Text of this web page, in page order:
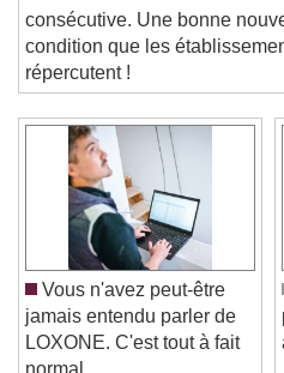
baissé ses taux le 17 avril
consécutive. Une bonne
condition que les
répercutent !
Vous n'avez peut-être
jamais entendu parler de
LOXONE. C'est tout à fait